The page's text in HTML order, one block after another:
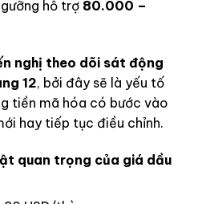
hỗ trợ 80.000 –
nghị theo dõi sát động
12, bởi đây sẽ là yếu tố
tiền mã hóa có bước vào
hay tiếp tục điều chỉnh.
quan trọng của giá dầu